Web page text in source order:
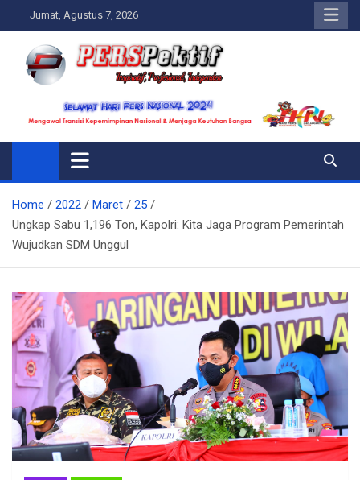
to
content
Jumat, Agustus 7, 2026
Perspektif.today
Ispiratif Profesional Independen
Home 2022 Maret
25
Ungkap Sabu 1,196 Ton, Kapolri: Kita Jaga Program Pemerintah
Wujudkan SDM Unggul